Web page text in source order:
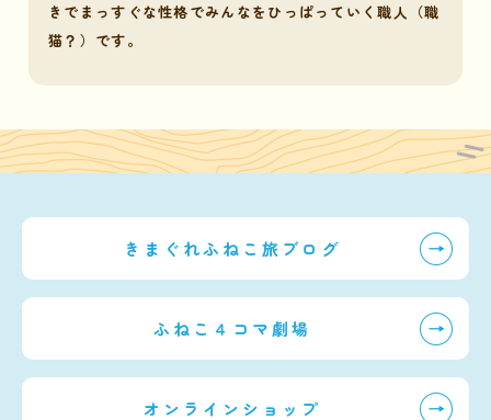
きでまっすぐな性格でみんなをひっぱっていく職人（職
猫？）です。
きまぐれふねこ旅ブログ
ふねこ４コマ劇場
オンラインショップ